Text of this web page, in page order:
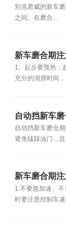
期注意事项
别克君威的新车
之间。在磨合...
新车磨合期
1、起步要预热：
充分的润滑时间
自动挡新车
自动挡新车磨合
避免猛踩油门，且
新车磨合期
1.不要急加速、
时要注意控制车速